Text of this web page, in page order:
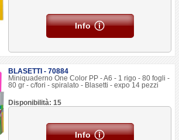
Info
BLASETTI - 70884
Miniquaderno One Color PP - A6 - 1 rigo - 80 fogli -
80 gr - c/fori - spiralato - Blasetti - expo 14 pezzi
Disponibilità: 15
Info